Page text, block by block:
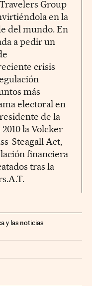
Group
en la
del mundo. En
a pedir un
crisis
más
electoral en
de la
la Volcker
Steagall Act,
financiera
tras la
y las noticias